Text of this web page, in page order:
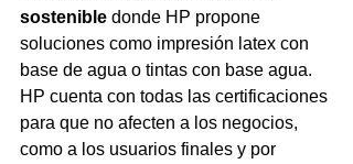
sostenible donde HP propone
soluciones como impresión latex con
base de agua o tintas con base agua.
HP cuenta con todas las certificaciones
para que no afecten a los negocios,
como a los usuarios finales y por